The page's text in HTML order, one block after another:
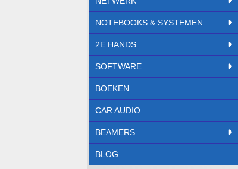
NOTEBOOKS & SYSTEMEN
2E HANDS
SOFTWARE
BOEKEN
CAR AUDIO
BEAMERS
BLOG